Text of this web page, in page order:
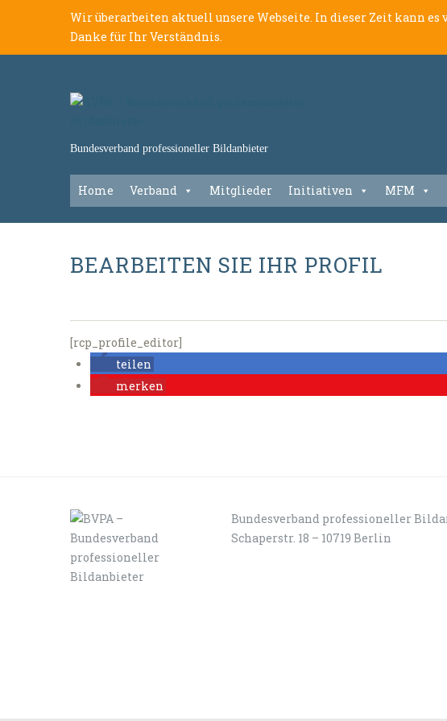
Wir überarbeiten aktuell unsere Webseite. In dieser Zeit kann
Danke für Ihr Verständnis.
Bundesverband professioneller Bildanbieter
Home Verband Mitglieder Initiativen MFM
BEARBEITEN SIE IHR PROFIL
[rcp_profile_editor]
teilen
merken
Bundesverband professioneller
Schaperstr. 18 – 10719 Berlin